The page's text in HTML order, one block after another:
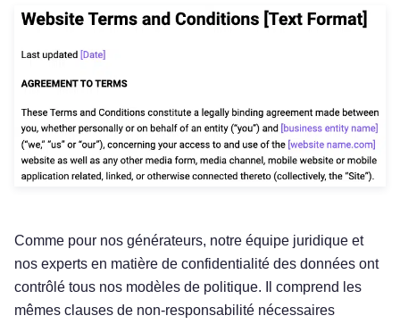
Comme pour nos générateurs, notre équipe juridique et
nos experts en matière de confidentialité des données ont
contrôlé tous nos modèles de politique. Il comprend les
mêmes clauses de non-responsabilité nécessaires